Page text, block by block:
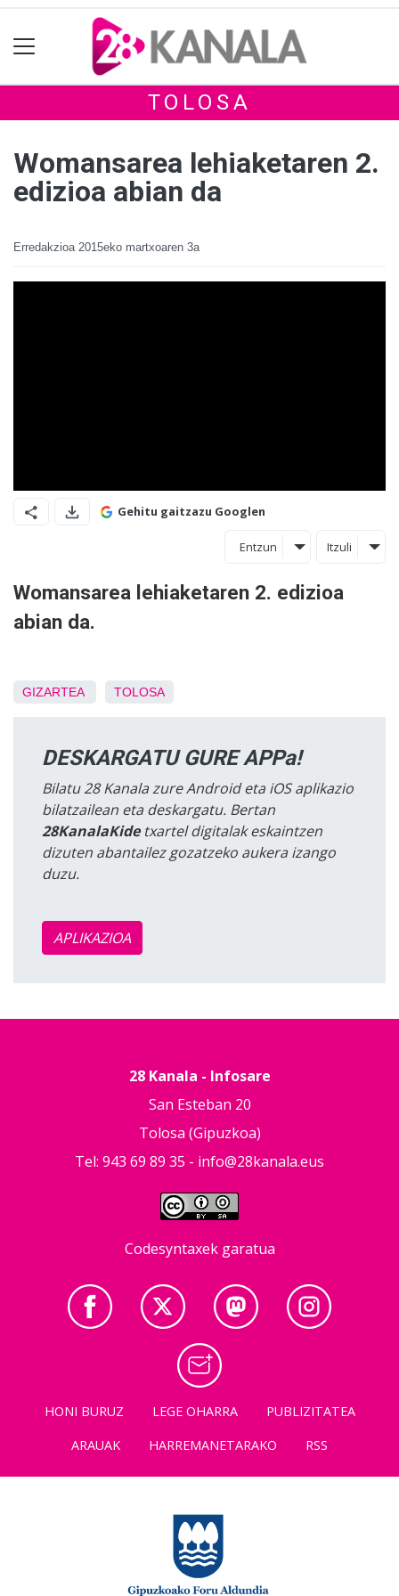
TOLOSA
Womansarea lehiaketaren 2.
edizioa abian da
Erredakzioa 2015eko martxoaren 3a
Gehitu gaitzazu Googlen
Entzun Itzuli
Womansarea lehiaketaren 2. edizioa
abian da.
GIZARTEA TOLOSA
DESKARGATU GURE APPa!
Bilatu 28 Kanala zure Android eta iOS aplikazio
bilatzailean eta deskargatu. Bertan
28KanalaKidetxartel digitalak eskaintzen
dizuten abantailez gozatzeko aukera izango
duzu.
APLIKAZIOA
28 Kanala - Infosare
San Esteban 20
Tolosa (Gipuzkoa)
Tel: 943 69 89 35 - info@28kanala.eus
Codesyntaxek garatua
HONI BURUZ LEGE OHARRA
PUBLIZITATEA
ARAUAK
HARREMANETARAKO RSS